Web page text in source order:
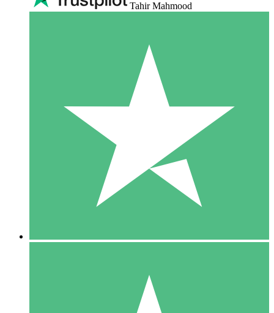
Tahir Mahmood